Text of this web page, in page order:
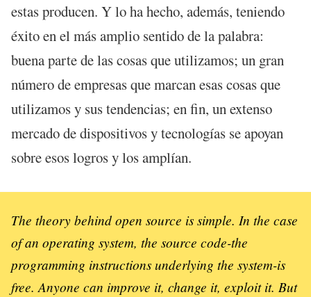
estas producen. Y lo ha hecho, además, teniendo
éxito en el más amplio sentido de la palabra:
buena parte de las cosas que utilizamos; un gran
número de empresas que marcan esas cosas que
utilizamos y sus tendencias; en fin, un extenso
mercado de dispositivos y tecnologías se apoyan
sobre esos logros y los amplían.
The theory behind open source is simple. In the case
of an operating system, the source code-the
programming instructions underlying the system-is
free. Anyone can improve it, change it, exploit it. But